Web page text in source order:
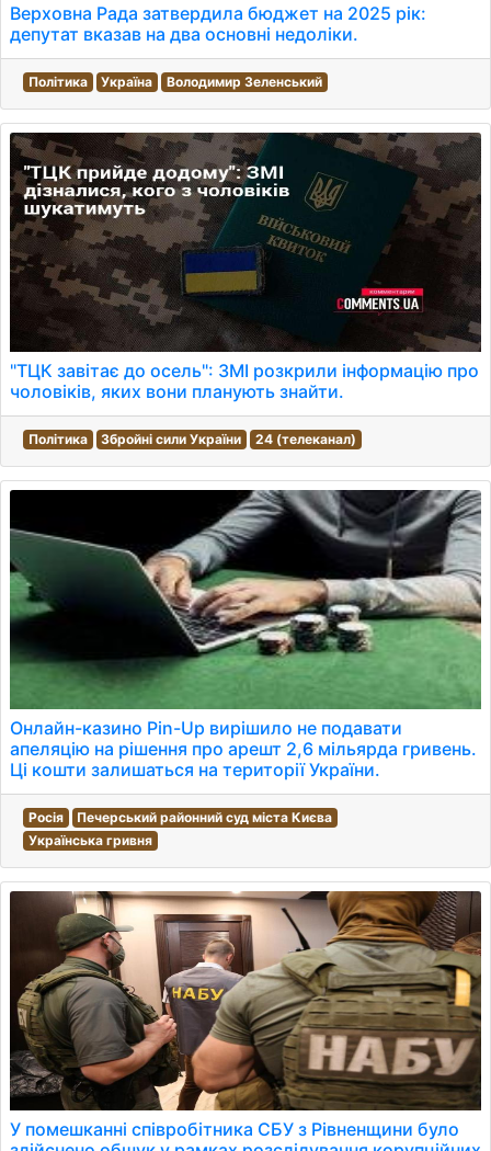
Верховна Рада затвердила бюджет на 2025 рік:
депутат вказав на два основні недоліки.
Політика Україна Володимир Зеленський
"ТЦК завітає до осель": ЗМІ розкрили інформацію про
чоловіків, яких вони планують знайти.
Політика Збройні сили України 24 (телеканал)
Онлайн-казино Pin-Up вирішило не подавати
апеляцію на рішення про арешт 2,6 мільярда гривень.
Ці кошти залишаться на території України.
Росія
Печерський районний суд міста Києва
Українська гривня
У помешканні співробітника СБУ з Рівненщини було